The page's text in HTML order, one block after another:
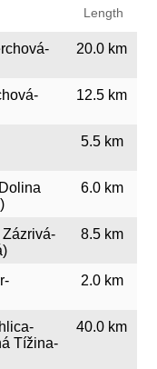
Length
20.0 km
12.5 km
5.5 km
6.0 km
8.5 km
2.0 km
Tížina-
40.0 km